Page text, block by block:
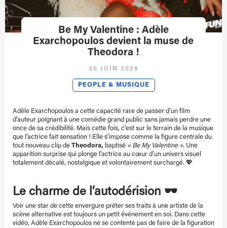
Be My Valentine : Adèle
Exarchopoulos devient la muse de
Theodora !
30 JUIN 2026
PEOPLE & MUSIQUE
Adèle Exarchopoulos a cette capacité rare de passer d’un film
d’auteur poignant à une comédie grand public sans jamais perdre une
once de sa crédibilité. Mais cette fois, c’est sur le terrain de la musique
que l’actrice fait sensation ! Elle s’impose comme la figure centrale du
tout nouveau clip de Theodora, baptisé « Be My Valentine ». Une
apparition surprise qui plonge l’actrice au cœur d’un univers visuel
totalement décalé, nostalgique et volontairement surchargé. 💖
Le charme de l’autodérision 🕶️
Voir une star de cette envergure prêter ses traits à une artiste de la
scène alternative est toujours un petit événement en soi. Dans cette
vidéo, Adèle Exarchopoulos ne se contente pas de faire de la figuration